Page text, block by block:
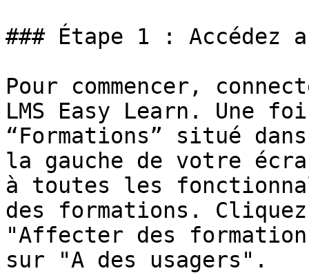
### Étape 1 : Accédez
Pour commencer,
LMS Easy Learn. Une
“Formations” situé
la gauche de votre
à toutes les
des formations.
"Affecter des
sur "A des usagers".